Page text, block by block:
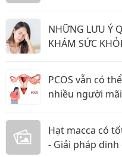
NHỮNG LƯU Ý
KHÁM SỨC
PCOS vẫn có
nhiều người
Hạt macca có
- Giải pháp